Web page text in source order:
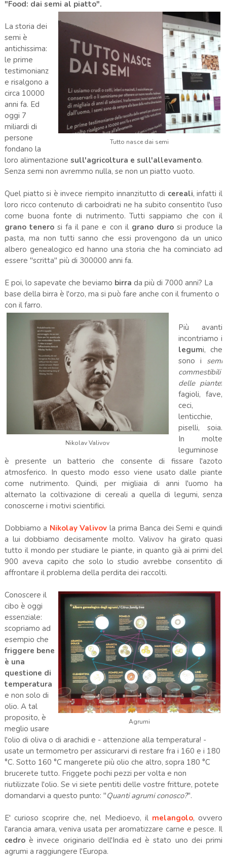
"Food: dai semi al piatto".
Tutto nasce dai semi
La storia dei
semi è
antichissima:
le prime
testimonianz
e risalgono a
circa 10000
anni fa. Ed
oggi 7
miliardi di
persone
fondano la
loro alimentazione sull'agricoltura e sull'allevamento.
Senza semi non avremmo nulla, se non un piatto vuoto.
Quel piatto si è invece riempito innanzitutto di cereali, infatti il
loro ricco contenuto di carboidrati ne ha subito consentito l'uso
come buona fonte di nutrimento. Tutti sappiamo che con il
grano tenero si fa il pane e con il grano durosi produce la
pasta, ma non tutti sanno che essi provengono da un unico
albero genealogico ed hanno una storia che ha cominciato ad
essere "scritta" più di 300000 anni fa.
E poi, lo sapevate che beviamo birra da più di 7000 anni? La
base della birra è l'orzo, ma si può fare anche con il frumento o
con il farro.
Nikolav Valivov
Più avanti
incontriamo i
legumi, che
sono i semi
commestibili
delle piante:
fagioli, fave,
ceci,
lenticchie,
piselli, soia.
In molte
leguminose
è presente un batterio che consente di fissare l'azoto
atmosferico. In questo modo esso viene usato dalle piante
come nutrimento. Quindi, per migliaia di anni l'uomo ha
alternato la coltivazione di cereali a quella di legumi, senza
conoscerne i motivi scientifici.
Dobbiamo a Nikolay Valivov la prima Banca dei Semi e quindi
a lui dobbiamo decisamente molto. Valivov ha girato quasi
tutto il mondo per studiare le piante, in quanto già ai primi del
900 aveva capito che solo lo studio avrebbe consentito di
affrontare il problema della perdita dei raccolti.
Agrumi
Conoscere il
cibo è oggi
essenziale:
scopriamo ad
esempio che
friggere bene
è una
questione di
temperatura
e non solo di
olio. A tal
proposito, è
meglio usare
l'olio di oliva o di arachidi e - attenzione alla temperatura! -
usate un termometro per assicurarvi di restare fra i 160 e i 180
°C. Sotto 160 °C mangerete più olio che altro, sopra 180 °C
brucerete tutto. Friggete pochi pezzi per volta e non
riutilizzate l'olio. Se vi siete pentiti delle vostre fritture, potete
domandarvi a questo punto: "Quanti agrumi conosco?".
E' curioso scoprire che, nel Medioevo, il melangolo, ovvero
l'arancia amara, veniva usata per aromatizzare carne e pesce. Il
cedroè invece originario dell'India ed è stato uno dei primi
agrumi a raggiungere l'Europa.